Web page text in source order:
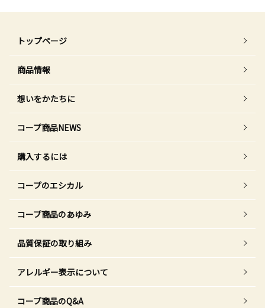
トップページ
商品情報
想いをかたちに
コープ商品NEWS
購入するには
コープのエシカル
コープ商品のあゆみ
品質保証の取り組み
アレルギー表示について
コープ商品のQ&A